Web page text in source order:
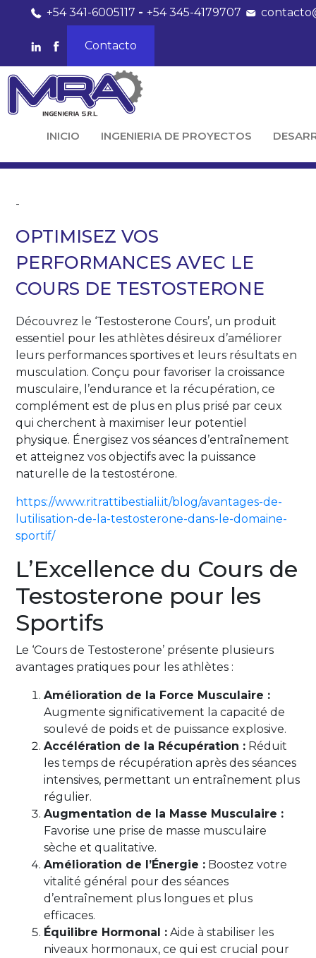
+54 341-6005117 -+54 345-4179707
Contacto
INICIO INGENIERIA DE PROYECTOS
-
OPTIMISEZ VOS
PERFORMANCES AVEC LE
COURS DE TESTOSTERONE
Découvrez le ‘Testosterone Cours’, un produit
essentiel pour les athlètes désireux d’améliorer
leurs performances sportives et leurs résultats en
musculation. Conçu pour favoriser la croissance
musculaire, l’endurance et la récupération, ce
complément est de plus en plus prisé par ceux
qui cherchent à maximiser leur potentiel
physique. Énergisez vos séances d’entraînement
et atteignez vos objectifs avec la puissance
naturelle de la testostérone.
https://www.ritrattibestiali.it/blog/avantages-de-
lutilisation-de-la-testosterone-dans-le-domaine-
sportif/
L’Excellence du Cours de
Testosterone pour les
Sportifs
Le ‘Cours de Testosterone’ présente plusieurs
avantages pratiques pour les athlètes :
Amélioration de la Force Musculaire :
Augmente significativement la capacité de
soulevé de poids et de puissance explosive.
Accélération de la Récupération : Réduit
les temps de récupération après des séances
intensives, permettant un entraînement plus
régulier.
Augmentation de la Masse Musculaire :
Favorise une prise de masse musculaire
sèche et qualitative.
Amélioration de l’Énergie : Boostez votre
vitalité général pour des séances
d’entraînement plus longues et plus
efficaces.
Équilibre Hormonal : Aide à stabiliser les
niveaux hormonaux, ce qui est crucial pour